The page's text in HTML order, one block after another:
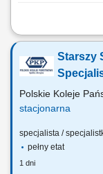
Zadania Aktywne
profesjonalnych
wizerunek rynkowy.
Starszy
Polskie Koleje
stacjonarna
specjalista /
pełny etat
1 dni